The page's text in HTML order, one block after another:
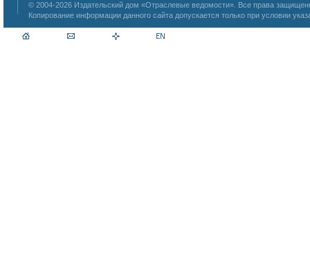
© 2004-2026 Издательский дом «Отраслевые ведомости» . Все права
Копирование информации данного сайта допускается только при условии